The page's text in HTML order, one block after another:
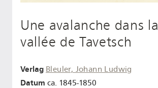
Une avalanche dans la
vallée de Tavetsch
Verlag Bleuler, Johann Ludwig
Datum ca. 1845-1850